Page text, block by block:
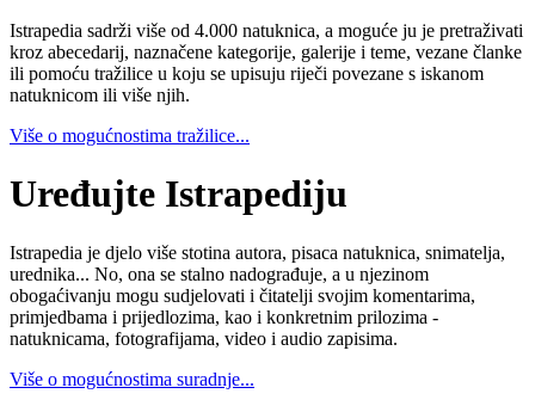
Istrapedia sadrži više od 4.000 natuknica, a moguće ju je pretraživati
kroz abecedarij, naznačene kategorije, galerije i teme, vezane članke
ili pomoću tražilice u koju se upisuju riječi povezane s iskanom
natuknicom ili više njih.
Više o mogućnostima tražilice...
Uređujte Istrapediju
Istrapedia je djelo više stotina autora, pisaca natuknica, snimatelja,
urednika... No, ona se stalno nadograđuje, a u njezinom
obogaćivanju mogu sudjelovati i čitatelji svojim komentarima,
primjedbama i prijedlozima, kao i konkretnim prilozima -
natuknicama, fotografijama, video i audio zapisima.
Više o mogućnostima suradnje...